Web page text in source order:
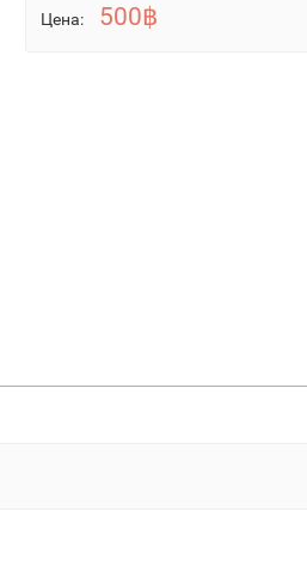
Цена: 500฿